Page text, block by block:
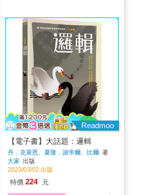
Readmoo
【電子書】大話題：邏輯
丹．克萊恩、夏隆．謝帝爾、比爾 著
大家 出版
2023/03/02 出版
特價 224 元